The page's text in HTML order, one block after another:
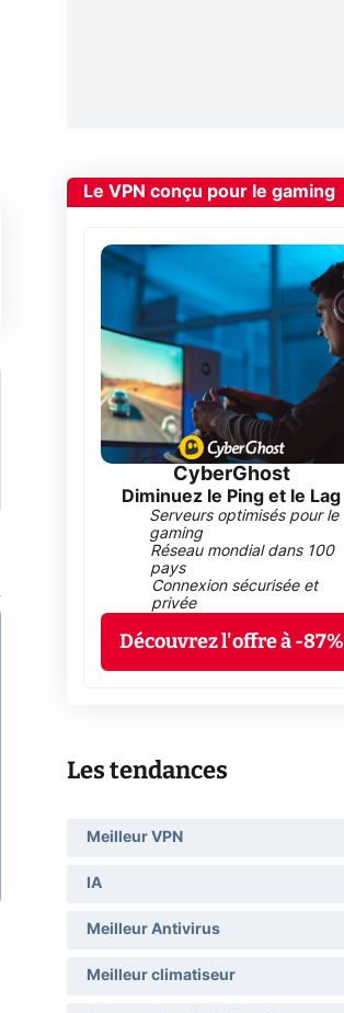
Le VPN conçu pour le gaming
CyberGhost
Diminuez le Ping et le Lag
Serveurs optimisés pour le
gaming
Réseau mondial dans 100
pays
Connexion sécurisée et
privée
Découvrez l'offre à -87%
Les tendances
Meilleur VPN
IA
Meilleur Antivirus
Meilleur climatiseur